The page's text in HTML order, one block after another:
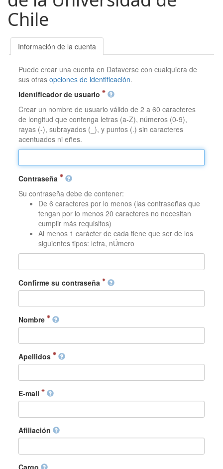
Chile
Información de la cuenta
Puede crear una cuenta en Dataverse con cualquiera de
sus otrasopciones de identificación.
Identificador de usuario
Crear un nombre de usuario válido de 2 a 60 caracteres
de longitud que contenga letras (a-Z), números (0-9),
rayas (-), subrayados (_), y puntos (.) sin caracteres
acentuados ni eñes.
Contraseña
Su contraseña debe de contener:
De 6 caracteres por lo menos (las contraseñas que
tengan por lo menos 20 caracteres no necesitan
cumplir más requisitos)
Al menos 1 carácter de cada tiene que ser de los
siguientes tipos: letra, nÚmero
Confirme su contraseña
Nombre
Apellidos
E-mail
Afiliación
Cargo